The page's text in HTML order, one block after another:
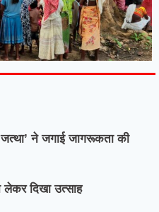
ने जगाई जागरूकता की
लेकर दिखा उत्साह